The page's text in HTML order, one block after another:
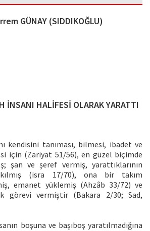
GÜNAY (SIDDIKOĞLU)
İNSANI HALİFESİ OLARAK YARATTI
kendisini tanıması, bilmesi, ibadet ve
için (Zariyat 51/56), en güzel biçimde
şan ve şeref vermiş, yarattıklarının
(isra 17/70), ona bir takım
emanet yüklemiş (Ahzâb 33/72) ve
görevi vermiştir (Bakara 2/30; Sad,
boşuna ve başıboş yaratılmadığına